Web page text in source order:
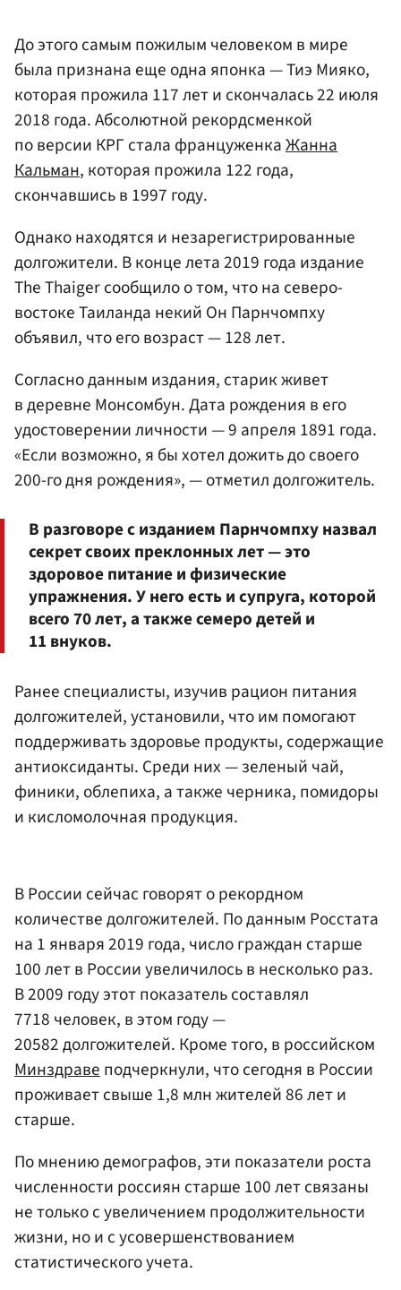
До этого самым пожилым человеком в мире
была признана еще одна японка — Тиэ Мияко,
которая прожила 117 лет и скончалась 22 июля
2018 года. Абсолютной рекордсменкой
по версии КРГ стала француженкаЖанна
Кальман, которая прожила 122 года,
скончавшись в 1997 году.
Однако находятся и незарегистрированные
долгожители. В конце лета 2019 года издание
The Thaiger сообщило о том, что на северо-
востоке Таиланда некий Он Парнчомпху
объявил, что его возраст — 128 лет.
Согласно данным издания, старик живет
в деревне Монсомбун. Дата рождения в его
удостоверении личности — 9 апреля 1891 года.
«Если возможно, я бы хотел дожить до своего
200-го дня рождения», — отметил долгожитель.
В разговоре с изданием Парнчомпху назвал
секрет своих преклонных лет — это
здоровое питание и физические
упражнения. У него есть и супруга, которой
всего 70 лет, а также семеро детей и
11 внуков.
Ранее специалисты, изучив рацион питания
долгожителей, установили, что им помогают
поддерживать здоровье продукты, содержащие
антиоксиданты. Среди них — зеленый чай,
финики, облепиха, а также черника, помидоры
и кисломолочная продукция.
В России сейчас говорят о рекордном
количестве долгожителей. По данным Росстата
на 1 января 2019 года, число граждан старше
100 лет в России увеличилось в несколько раз.
В 2009 году этот показатель составлял
7718 человек, в этом году —
20582 долгожителей. Кроме того, в российском
Минздраве подчеркнули, что сегодня в России
проживает свыше 1,8 млн жителей 86 лет и
старше.
По мнению демографов, эти показатели роста
численности россиян старше 100 лет связаны
не только с увеличением продолжительности
жизни, но и с усовершенствованием
статистического учета.